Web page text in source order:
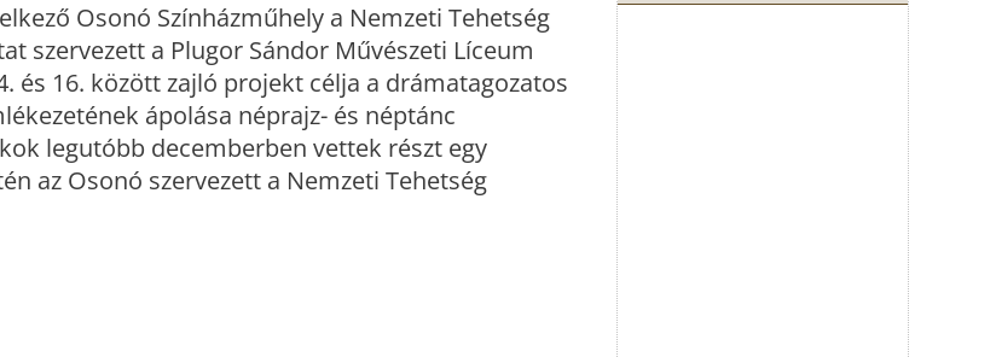
Osonó Színházműhely a Nemzeti Tehetség
szervezett a Plugor Sándor Művészeti Líceum
és 16. között zajló projekt célja a drámatagozatos
ápolása néprajz- és néptánc
legutóbb decemberben vettek részt egy
az Osonó szervezett a Nemzeti Tehetség